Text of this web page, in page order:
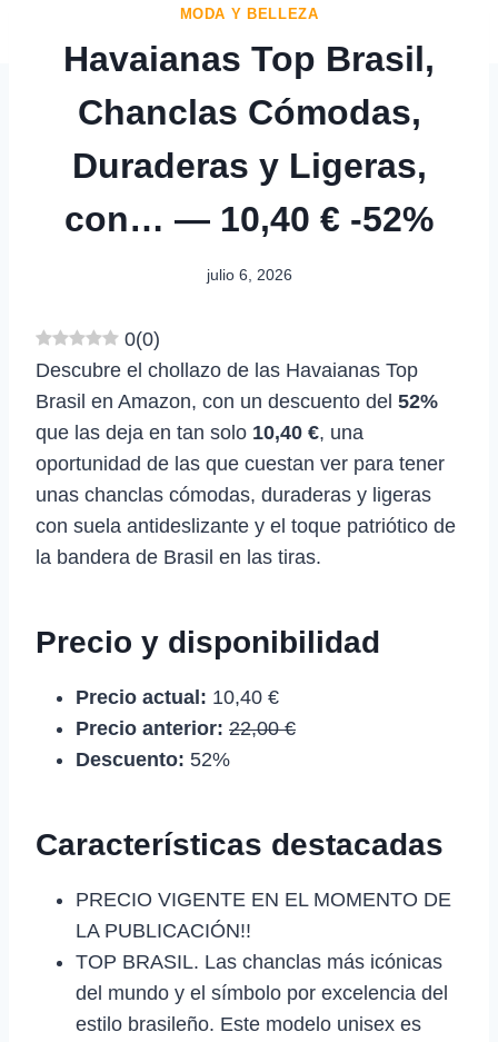
MODA Y BELLEZA
Havaianas Top Brasil,
Chanclas Cómodas,
Duraderas y Ligeras,
con… — 10,40 € -52%
julio 6, 2026
0(0)
Descubre el chollazo de las Havaianas Top
Brasil en Amazon, con un descuento del 52%
que las deja en tan solo 10,40 €, una
oportunidad de las que cuestan ver para tener
unas chanclas cómodas, duraderas y ligeras
con suela antideslizante y el toque patriótico de
la bandera de Brasil en las tiras.
Precio y disponibilidad
Precio actual: 10,40 €
Precio anterior: 22,00 €
Descuento: 52%
Características destacadas
PRECIO VIGENTE EN EL MOMENTO DE
LA PUBLICACIÓN!!
TOP BRASIL. Las chanclas más icónicas
del mundo y el símbolo por excelencia del
estilo brasileño. Este modelo unisex es